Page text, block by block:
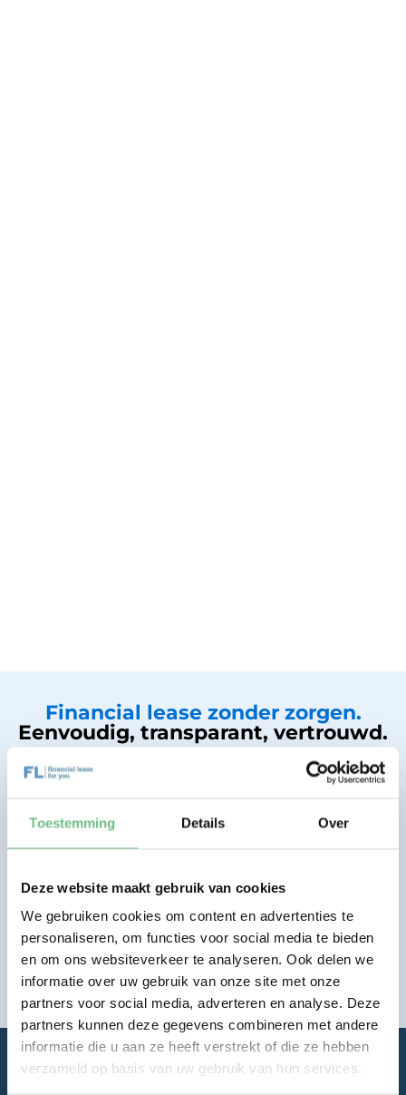
Toestemming Details Over
Deze website maakt gebruik van cookies
We gebruiken cookies om content en advertenties te
personaliseren, om functies voor social media te bieden
en om ons websiteverkeer te analyseren. Ook delen we
informatie over uw gebruik van onze site met onze
partners voor social media, adverteren en analyse. Deze
partners kunnen deze gegevens combineren met andere
informatie die u aan ze heeft verstrekt of die ze hebben
verzameld op basis van uw gebruik van hun services.
Financial lease zonder zorgen.
Eenvoudig, transparant, vertrouwd.
Home Aanbod Personenauto